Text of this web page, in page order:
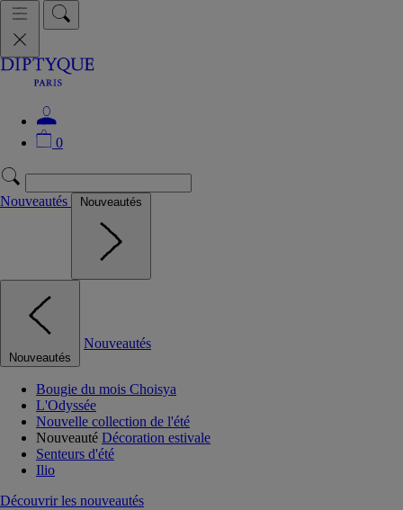
0
Nouveautés Nouveautés
Nouveautés
Nouveautés
Bougie du mois Choisya
L'Odyssée
Nouvelle collection de l'été
Nouveauté Décoration estivale
Senteurs d'été
Ilio
Découvrir les nouveautés